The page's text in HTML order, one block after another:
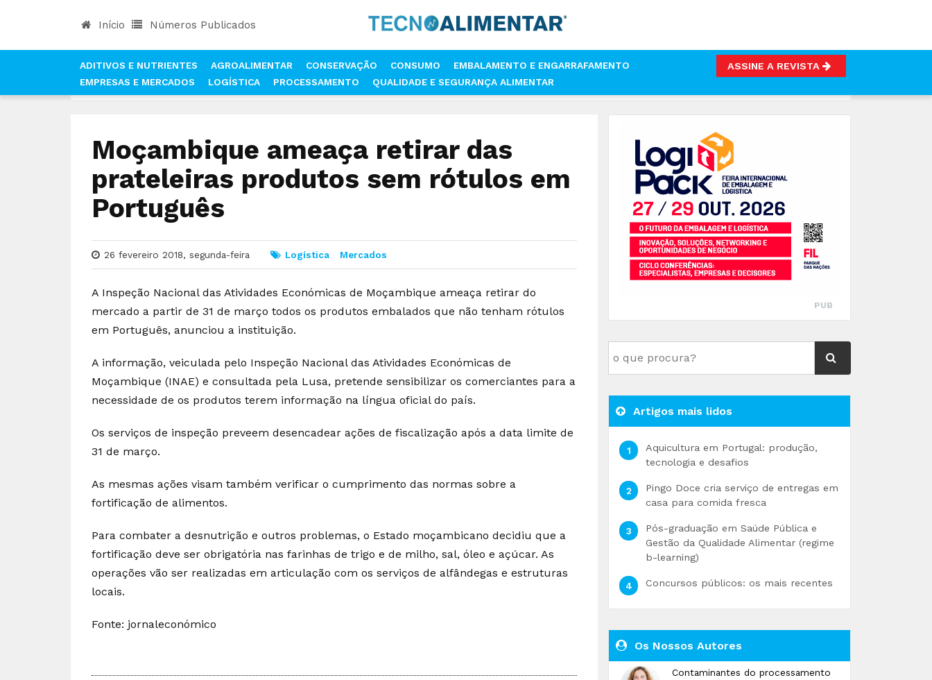
Início Números Publicados
ADITIVOS E NUTRIENTES AGROALIMENTAR CONSERVAÇÃO CONSUMO
EMBALAMENTO E ENGARRAFAMENTO
EMPRESAS E MERCADOS
LOGÍSTICA PROCESSAMENTO QUALIDADE E SEGURANÇA ALIMENTAR
ASSINE A REVISTA
MOÇAMBIQUE AMEAÇA RETIRAR DAS PRATELEIRAS PRODUTOS SEM RÓTULOS EM PORTUGUÊS
Moçambique ameaça retirar das
prateleiras produtos sem rótulos em
Português
26 fevereiro 2018, segunda-feira Logística Mercados
A Inspeção Nacional das Atividades Económicas de Moçambique ameaça retirar do
mercado a partir de 31 de março todos os produtos embalados que não tenham rótulos
em Português, anunciou a instituição.
A informação, veiculada pelo Inspeção Nacional das Atividades Económicas de
Moçambique (INAE) e consultada pela Lusa, pretende sensibilizar os comerciantes para a
necessidade de os produtos terem informação na língua oficial do país.
Os serviços de inspeção preveem desencadear ações de fiscalização após a data limite de
31 de março.
As mesmas ações visam também verificar o cumprimento das normas sobre a
fortificação de alimentos.
Para combater a desnutrição e outros problemas, o Estado moçambicano decidiu que a
fortificação deve ser obrigatória nas farinhas de trigo e de milho, sal, óleo e açúcar. As
operações vão ser realizadas em articulação com os serviços de alfândegas e estruturas
locais.
Fonte: jornaleconómico
PUB
Artigos mais lidos
Aquicultura em Portugal: produção,
tecnologia e desafios
Pingo Doce cria serviço de entregas em
casa para comida fresca
Pós-graduação em Saúde Pública e
Gestão da Qualidade Alimentar (regime
b-learning)
Concursos públicos: os mais recentes
Os Nossos Autores
Contaminantes do processamento